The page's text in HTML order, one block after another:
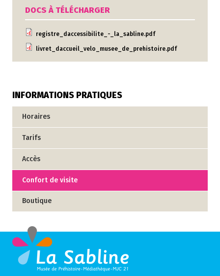
DOCS À TÉLÉCHARGER
registre_daccessibilite_-_la_sabline.pdf
livret_daccueil_velo_musee_de_prehistoire.pdf
INFORMATIONS PRATIQUES
Horaires
Tarifs
Accès
Confort de visite
Boutique